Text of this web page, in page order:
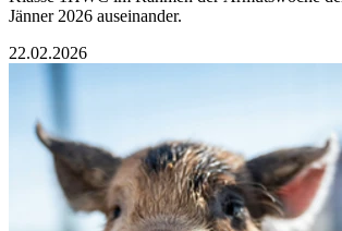
Jänner 2026 auseinander.
22.02.2026